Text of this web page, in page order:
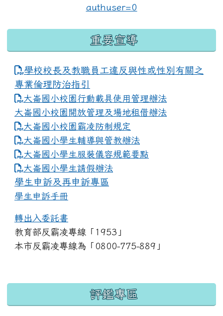
重要宣導
學校校長及教職員工違反與性或性別有關之
專業倫理防治指引
大崙國小校園行動載具使用管理辦法
大崙國小校園開放管理及場地租借辦法
大崙國小校園霸凌防制規定
大崙國小學生輔導與管教辦法
大崙國小學生服裝儀容規範要點
link to https://www.dles.tyc.edu.tw/uploads/
大崙國小學生請假辦法
學生申訴及再申訴專區
學生申訴手冊
轉出入委託書
教育部反霸凌專線「1953」
本市反霸凌專線為「0800-775-889」
:::
評鑑專區